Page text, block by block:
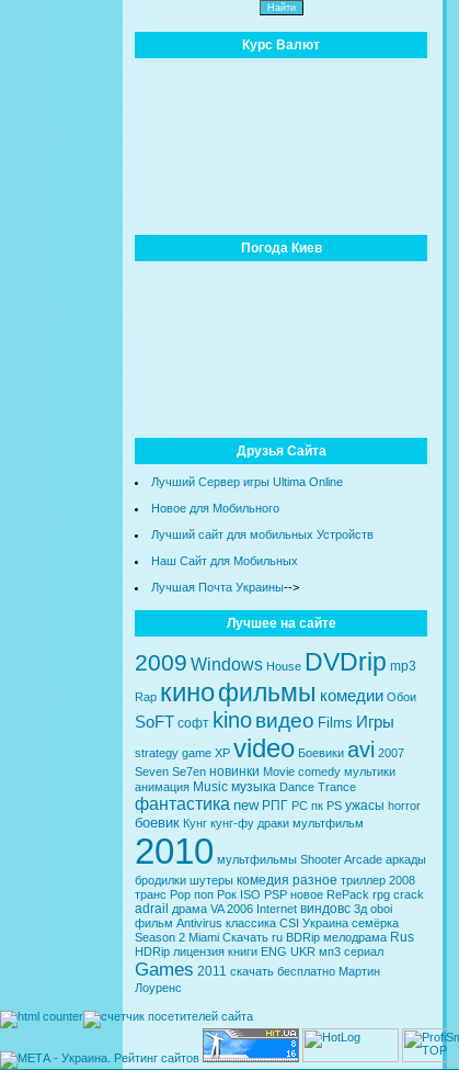
Курс Валют
Погода Киев
Друзья Сайта
Лучший Сервер игры Ultima Online
Новое для Мобильного
Лучший сайт для мобильных Устройств
Наш Сайт для Мобильных
Лучшая Почта Украины-->
Лучшее на сайте
2009 Windows House DVDrip mp3
Rap кинофильмы комедии Обои
SoFT софт kinoвидео Films Игры
strategy game XP video Боевики avi 2007
Seven Se7en новинки Movie comedy мультики
анимация Music музыка Dance Trance
фантастика new РПГ PC пк PS ужасы horror
боевик Кунг кунг-фу драки мультфильм
2010 мультфильмы ShooterArcade аркады
бродилки шутеры комедия разное триллер 2008
транс Pop поп Рок ISO PSP новое RePack rpg crack
adrail драма VA 2006 Internet виндовс 3д oboi
фильм Antivirus классика CSI Украина семёрка
Season 2 Miami Скачать ru BDRip мелодрама Rus
HDRip лицензия книги ENG UKR мп3 сериал
Games 2011 скачать бесплатно Мартин
Лоуренс